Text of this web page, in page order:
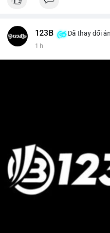
123B Đã thay đổi
1 h